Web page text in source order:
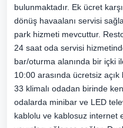
bulunmaktadır. Ek ücret
dönüş havaalanı servisi
park hizmeti mevcuttur.
24 saat oda servisi
bar/oturma alanında bir içki
10:00 arasında ücretsiz
33 klimalı odadan birinde
odalarda minibar ve LED
kablolu ve kablosuz internet